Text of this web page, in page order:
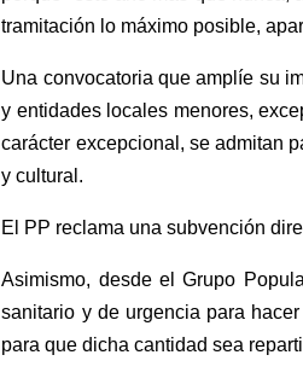
tramitación lo máximo posible,
Una convocatoria que amplíe su
y entidades locales menores,
carácter excepcional, se admitan
y cultural.
El PP reclama una subvención
Asimismo, desde el Grupo
sanitario y de urgencia para
para que dicha cantidad sea